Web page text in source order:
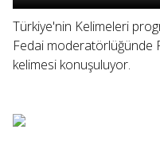
Türkiye'nin Kelimeleri
Fedai moderatörlüğünde
kelimesi konuşuluyor.